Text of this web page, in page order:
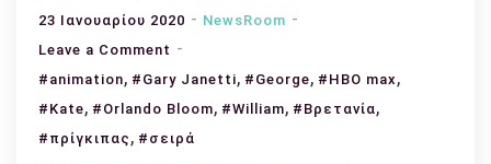
23 Ιανουαρίου 2020
NewsRoom
Leave a Comment on
Έρχεται
η
σειρά
#animation, #Gary Janetti, #George, #HBO max,
#Kate, #Orlando Bloom, #William, #Βρετανία,
#πρίγκιπας , #σειρά